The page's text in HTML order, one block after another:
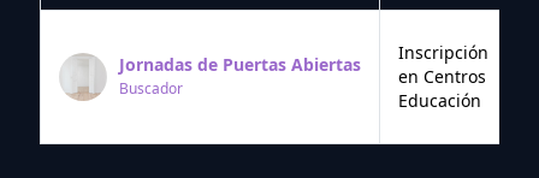
Jornadas de Puertas Abiertas
Buscador
Inscripción
en Centros
Educación